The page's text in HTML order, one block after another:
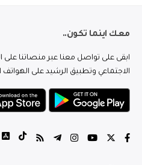
معك اينما تكون..
ابقى على تواصل معنا عبر منصاتنا على
الاجتماعي وتطبيق الرشيد على الهواتف